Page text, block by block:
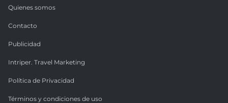
Quienes somos
Contacto
Publicidad
Intriper. Travel Marketing
Política de Privacidad
Términos y condiciones de uso